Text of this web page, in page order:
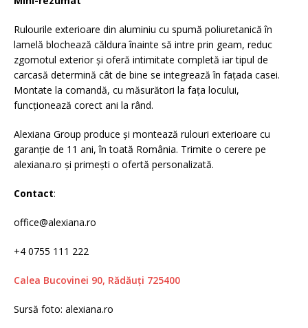
Rulourile exterioare din aluminiu cu spumă poliuretanică în
lamelă blochează căldura înainte să intre prin geam, reduc
zgomotul exterior și oferă intimitate completă iar tipul de
carcasă determină cât de bine se integrează în fațada casei.
Montate la comandă, cu măsurători la fața locului,
funcționează corect ani la rând.
Alexiana Group produce și montează rulouri exterioare cu
garanție de 11 ani, în toată România. Trimite o cerere pe
alexiana.ro și primești o ofertă personalizată.
Contact:
office@alexiana.ro
+4 0755 111 222
Calea Bucovinei 90, Rădăuți 725400
Sursă foto: alexiana.ro